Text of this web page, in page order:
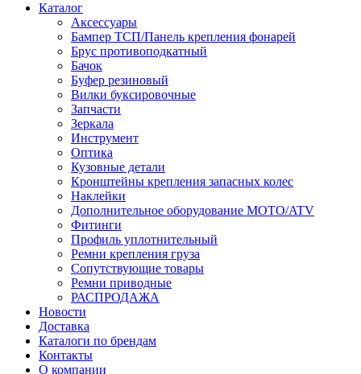
Каталог
Аксессуары
Бампер ТСП/Панель крепления фонарей
Брус противоподкатный
Бачок
Буфер резиновый
Вилки буксировочные
Запчасти
Зеркала
Инструмент
Оптика
Кузовные детали
Кронштейны крепления запасных колес
Наклейки
Дополнительное оборудование MOTO/ATV
Фитинги
Профиль уплотнительный
Ремни крепления груза
Сопутствующие товары
Ремни приводные
РАСПРОДАЖА
Новости
Доставка
Каталоги по брендам
Контакты
О компании